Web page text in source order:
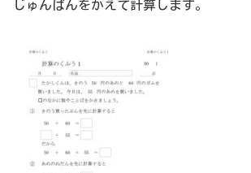
じゅんばんをかえて計算します。